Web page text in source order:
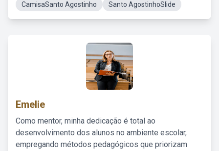
CamisaSanto Agostinho
Santo AgostinhoSlide
Emelie
Como mentor, minha dedicação é total ao
desenvolvimento dos alunos no ambiente escolar,
empregando métodos pedagógicos que priorizam